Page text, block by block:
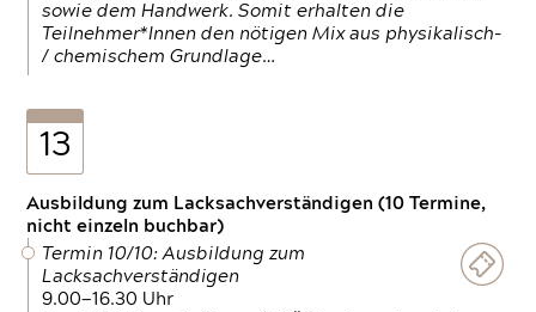
sowie dem Handwerk. Somit erhalten die
Teilnehmer*Innen den nötigen Mix aus physikalisch-
/ chemischem Grundlage…
13
Ausbildung zum Lacksachverständigen (10 Termine,
nicht einzeln buchbar)
Termin 10/10: Ausbildung zum
Lacksachverständigen
9.00—16.30 Uhr